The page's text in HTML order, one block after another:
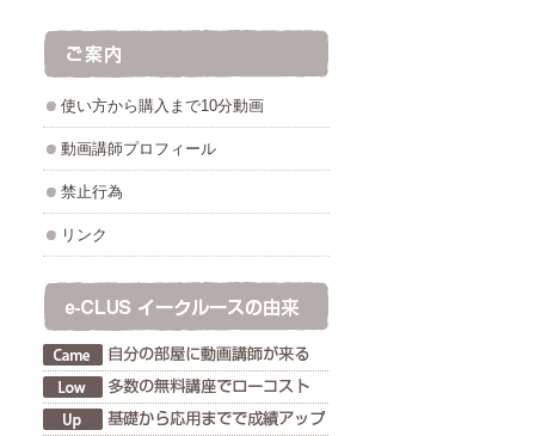
使い方から購入まで10分動画
動画講師プロフィール
禁止行為
リンク